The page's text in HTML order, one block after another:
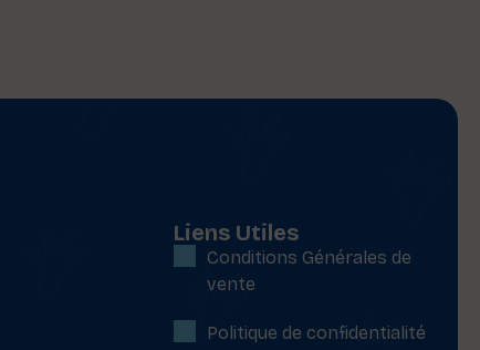
Liens Utiles
Conditions Générales de
vente
Politique de confidentialité